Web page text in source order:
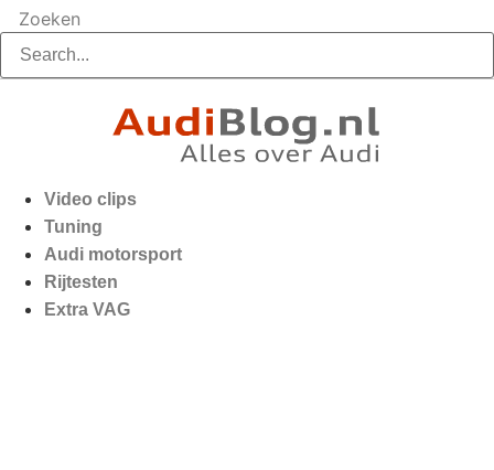
Zoeken
Video clips
Tuning
Audi motorsport
Rijtesten
Extra VAG